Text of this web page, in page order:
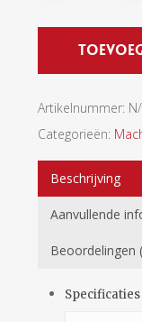
Artikelnummer:
Categorieën:
Beschrijving
Aanvullende
Beoordelingen
Specificaties